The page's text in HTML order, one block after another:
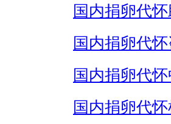
国内捐卵代
国内捐卵代
国内捐卵代
国内捐卵代